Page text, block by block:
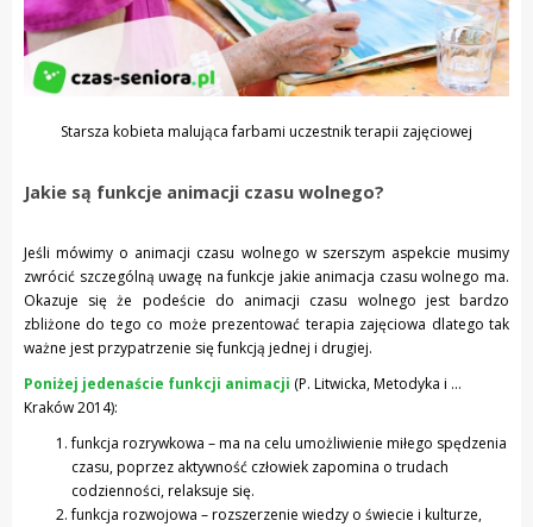
Starsza kobieta malująca farbami uczestnik terapii zajęciowej
Jakie są funkcje animacji czasu wolnego?
Jeśli mówimy o animacji czasu wolnego w szerszym aspekcie musimy
zwrócić szczególną uwagę na funkcje jakie animacja czasu wolnego ma.
Okazuje się że podeście do animacji czasu wolnego jest bardzo
zbliżone do tego co może prezentować terapia zajęciowa dlatego tak
ważne jest przypatrzenie się funkcją jednej i drugiej.
Poniżej jedenaście funkcji animacji (P. Litwicka, Metodyka i …
Kraków 2014):
funkcja rozrywkowa – ma na celu umożliwienie miłego spędzenia
czasu, poprzez aktywność człowiek zapomina o trudach
codzienności, relaksuje się.
funkcja rozwojowa – rozszerzenie wiedzy o świecie i kulturze,